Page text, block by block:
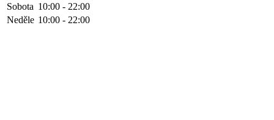
Sobota 10:00 - 22:00
Neděle 10:00 - 22:00